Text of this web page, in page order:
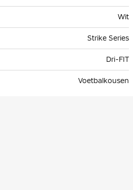
Wit
Strike Series
Dri-FIT
Voetbalkousen